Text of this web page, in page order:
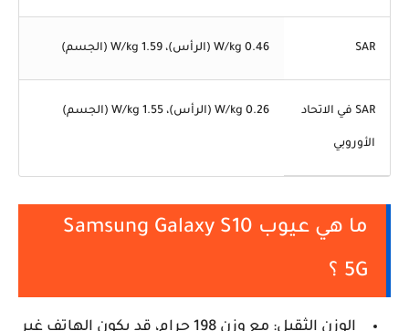
SAR 0.46 W/kg (الرأس)، 1.59 W/kg (الجسم)
SAR في الاتحاد
الأوروبي
0.26 W/kg (الرأس)، 1.55 W/kg (الجسم)
ما هي عيوب Samsung Galaxy S10
5G ؟
الوزن الثقيل: مع وزن 198 جرام، قد يكون الهاتف غير